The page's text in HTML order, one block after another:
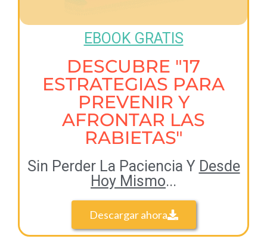
EBOOK GRATIS
DESCUBRE "17
ESTRATEGIAS PARA
PREVENIR Y
AFRONTAR LAS
RABIETAS"
Sin Perder La Paciencia Y Desde
Hoy Mismo...
Descargar ahora